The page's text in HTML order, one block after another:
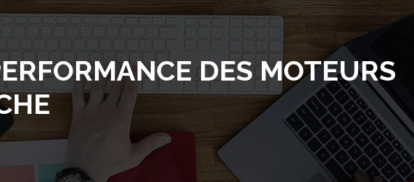
DES MOTEURS